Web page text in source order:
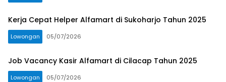
Kerja Cepat Helper Alfamart di Sukoharjo Tahun 2025
Lowongan 05/07/2026
Job Vacancy Kasir Alfamart di Cilacap Tahun 2025
Lowongan 05/07/2026